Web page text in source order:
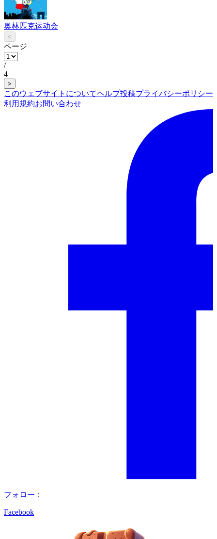
奥林匹克运动会
<
ページ
/
4
>
このウェブサイトについてヘルプ投稿プライバシーポリシー
利用規約お問い合わせ
フォロー：
Facebook